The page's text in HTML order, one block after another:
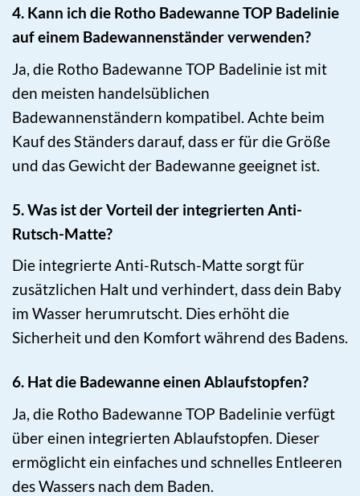
4. Kann ich die Rotho Badewanne TOP Badelinie
auf einem Badewannenständer verwenden?
Ja, die Rotho Badewanne TOP Badelinie ist mit
den meisten handelsüblichen
Badewannenständern kompatibel. Achte beim
Kauf des Ständers darauf, dass er für die Größe
und das Gewicht der Badewanne geeignet ist.
5. Was ist der Vorteil der integrierten Anti-
Rutsch-Matte?
Die integrierte Anti-Rutsch-Matte sorgt für
zusätzlichen Halt und verhindert, dass dein Baby
im Wasser herumrutscht. Dies erhöht die
Sicherheit und den Komfort während des Badens.
6. Hat die Badewanne einen Ablaufstopfen?
Ja, die Rotho Badewanne TOP Badelinie verfügt
über einen integrierten Ablaufstopfen. Dieser
ermöglicht ein einfaches und schnelles Entleeren
des Wassers nach dem Baden.